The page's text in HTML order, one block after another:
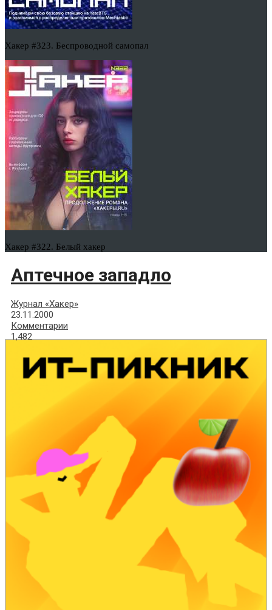
Хакер #323. Беспроводной самопал
Хакер #322. Белый хакер
Аптечное западло
Журнал «Хакер»
23.11.2000
Комментарии
1,482